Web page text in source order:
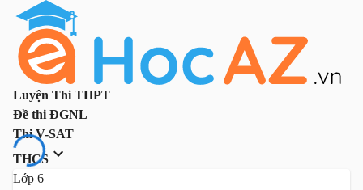
Luyện Thi THPT
Đề thi ĐGNL
Thi V-SAT
THCS
Lớp 6